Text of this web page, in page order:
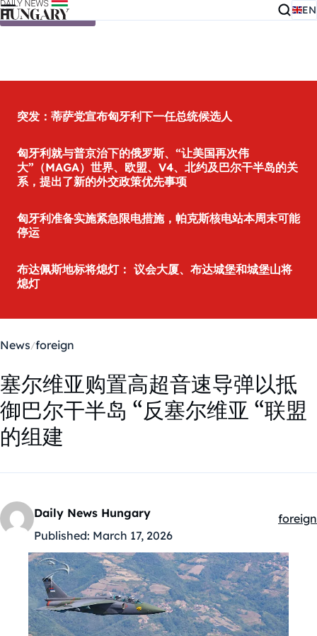
Skip to content EN
突发：蒂萨党宣布匈牙利下一任总统候选人
匈牙利就与普京治下的俄罗斯、“让美国再次伟
大”（MAGA）世界、欧盟、V4、北约及巴尔干半岛的关
系，提出了新的外交政策优先事项
匈牙利准备实施紧急限电措施，帕克斯核电站本周末可能
停运
布达佩斯地标将熄灯： 议会大厦、布达城堡和城堡山将
熄灯
News foreign
塞尔维亚购置高超音速导弹以抵
御巴尔干半岛 “反塞尔维亚 “联盟
的组建
Daily News Hungary
Published: March 17, 2026
foreign